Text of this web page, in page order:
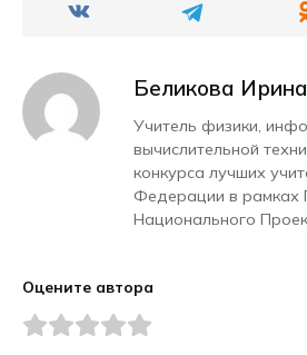
Беликова Ирина
Учитель физики,
вычислительной
конкурса лучших
Федерации в рамках
Национального
Оцените автора